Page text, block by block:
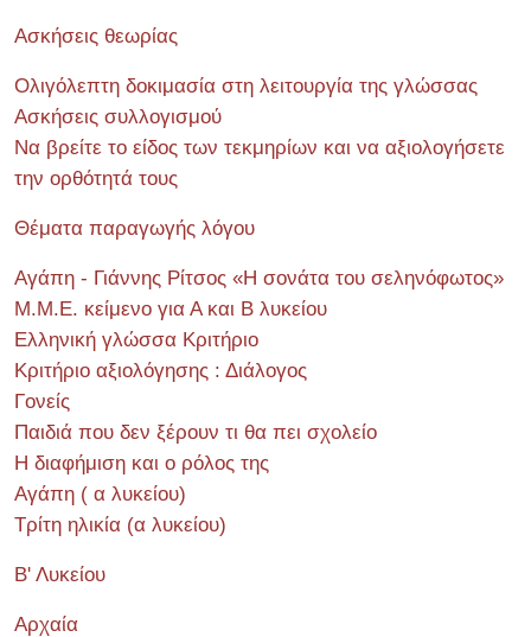
Ασκήσεις θεωρίας
Ολιγόλεπτη δοκιμασία στη λειτουργία της γλώσσας
Ασκήσεις συλλογισμού
Να βρείτε το είδος των τεκμηρίων και να αξιολογήσετε
την ορθότητά τους
Θέματα παραγωγής λόγου
Αγάπη - Γιάννης Ρίτσος «Η σονάτα του σεληνόφωτος»
Μ.Μ.Ε. κείμενο για Α και Β λυκείου
Ελληνική γλώσσα Κριτήριο
Κριτήριο αξιολόγησης : Διάλογος
Γονείς
Παιδιά που δεν ξέρουν τι θα πει σχολείο
Η διαφήμιση και ο ρόλος της
Αγάπη ( α λυκείου)
Τρίτη ηλικία (α λυκείου)
Β' Λυκείου
Αρχαία